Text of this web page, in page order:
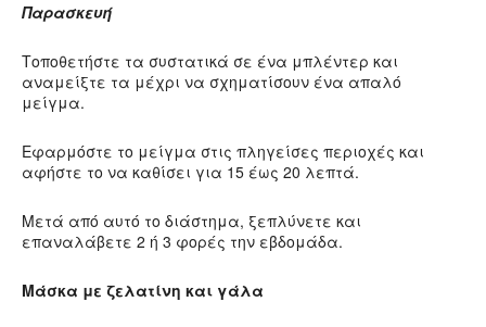
Παρασκευή
Τοποθετήστε τα συστατικά σε ένα μπλέντερ και
αναμείξτε τα μέχρι να σχηματίσουν ένα απαλό
μείγμα.
Εφαρμόστε το μείγμα στις πληγείσες περιοχές και
αφήστε το να καθίσει για 15 έως 20 λεπτά.
Μετά από αυτό το διάστημα, ξεπλύνετε και
επαναλάβετε 2 ή 3 φορές την εβδομάδα.
Μάσκα με ζελατίνη και γάλα